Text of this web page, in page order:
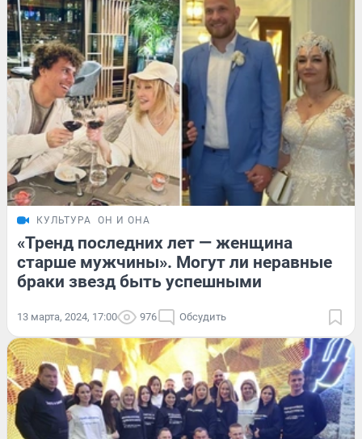
КУЛЬТУРА ОН И ОНА
«Тренд последних лет — женщина
старше мужчины». Могут ли неравные
браки звезд быть успешными
13 марта, 2024, 17:00 976 Обсудить